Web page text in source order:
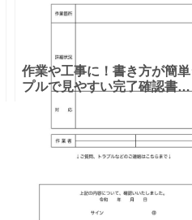
作業や工事に！書き方が簡
プルで見やすい完了確認書
デザインのテンプレートで
簡単な